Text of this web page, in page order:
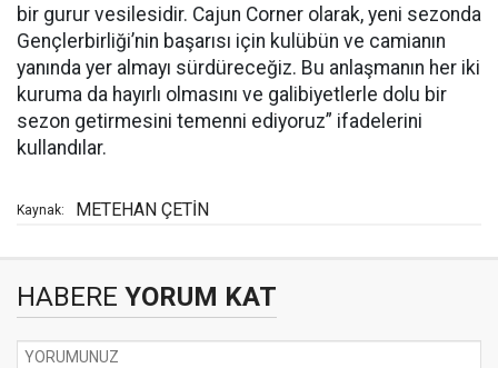
bir gurur vesilesidir. Cajun Corner olarak, yeni sezonda
Gençlerbirliği’nin başarısı için kulübün ve camianın
yanında yer almayı sürdüreceğiz. Bu anlaşmanın her iki
kuruma da hayırlı olmasını ve galibiyetlerle dolu bir
sezon getirmesini temenni ediyoruz” ifadelerini
kullandılar.
Kaynak: METEHAN ÇETİN
HABERE YORUM KAT